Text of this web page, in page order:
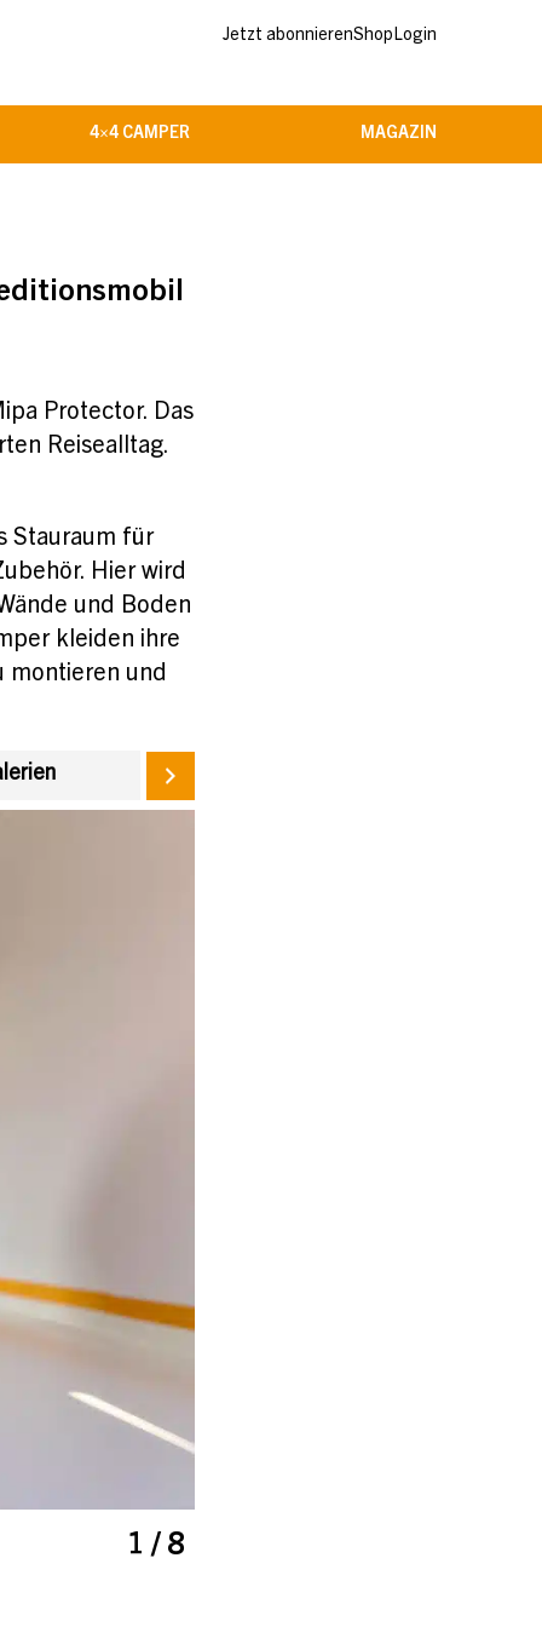
Jetzt abonnierenShopLogin
4×4 CAMPER MAGAZIN
Protector. Das
Reisealltag.
Stauraum für
Hier wird
und Boden
kleiden ihre
montieren und
1 / 8